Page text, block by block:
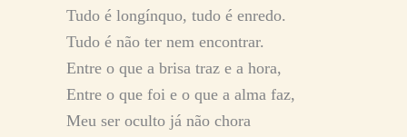
Tudo é longínquo, tudo é enredo.
Tudo é não ter nem encontrar.
Entre o que a brisa traz e a hora,
Entre o que foi e o que a alma faz,
Meu ser oculto já não chora